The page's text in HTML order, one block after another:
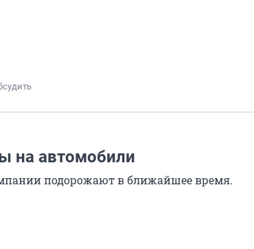
на автомобили
подорожают в ближайшее время.